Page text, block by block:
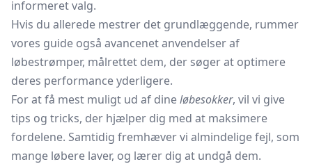
informeret valg.
Hvis du allerede mestrer det grundlæggende, rummer
vores guide også avancenet anvendelser af
løbestrømper, målrettet dem, der søger at optimere
deres performance yderligere.
For at få mest muligt ud af dineløbesokker, vil vi give
tips og tricks, der hjælper dig med at maksimere
fordelene. Samtidig fremhæver vi almindelige fejl, som
mange løbere laver, og lærer dig at undgå dem.